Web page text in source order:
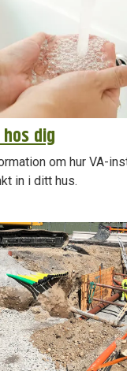
dig
om hur VA-
in i ditt hus.